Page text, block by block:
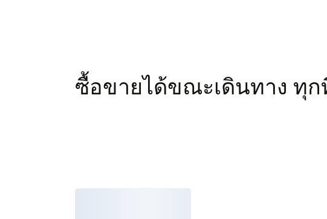
ซื้อขายได้ขณะเดินทาง ทุก